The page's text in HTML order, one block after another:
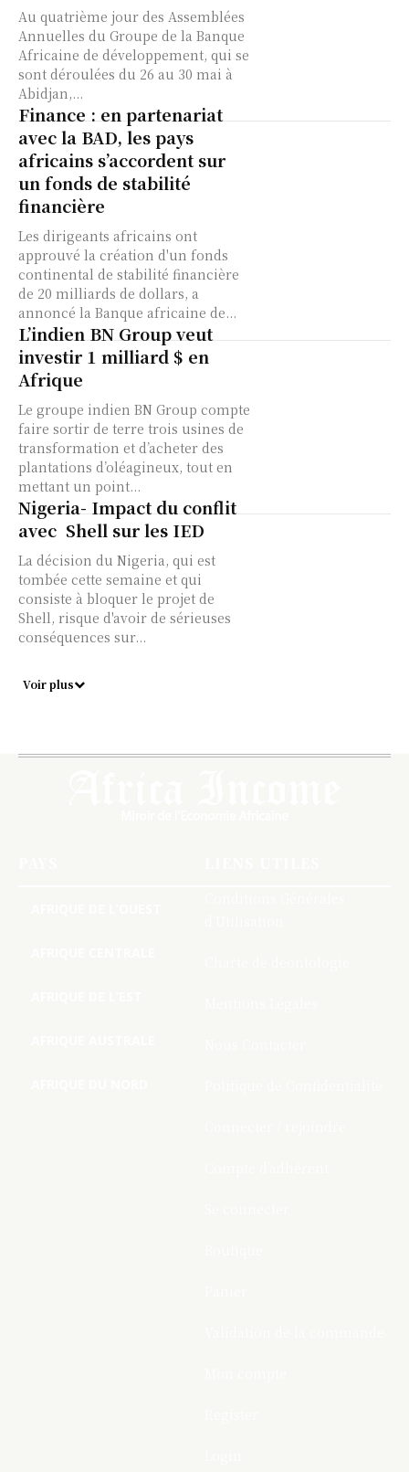
Au quatrième jour des Assemblées
Annuelles du Groupe de la Banque
Africaine de développement, qui se
sont déroulées du 26 au 30 mai à
Abidjan,...
Finance : en partenariat
avec la BAD, les pays
africains s’accordent sur
un fonds de stabilité
financière
Les dirigeants africains ont
approuvé la création d'un fonds
continental de stabilité financière
de 20 milliards de dollars, a
annoncé la Banque africaine de...
L’indien BN Group veut
investir 1 milliard $ en
Afrique
Le groupe indien BN Group compte
faire sortir de terre trois usines de
transformation et d’acheter des
plantations d’oléagineux, tout en
mettant un point...
Nigeria- Impact du conflit
avec Shell sur les IED
La décision du Nigeria, qui est
tombée cette semaine et qui
consiste à bloquer le projet de
Shell, risque d'avoir de sérieuses
conséquences sur...
Voir plus